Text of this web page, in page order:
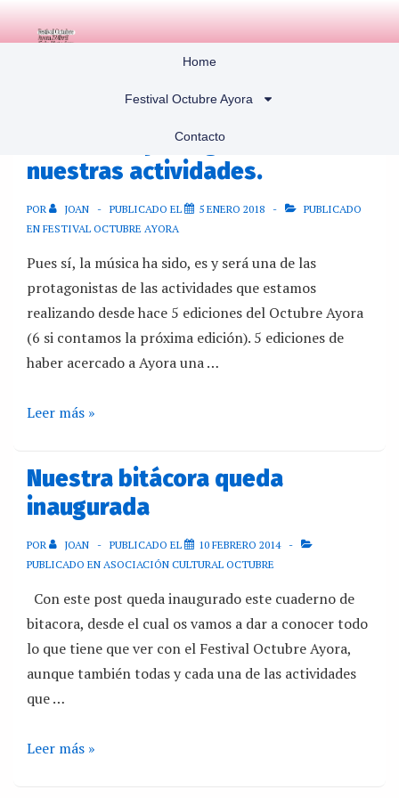
Home
Festival Octubre Ayora
Contacto
La música, protagonista en
nuestras actividades.
POR JOAN PUBLICADO EL 5 ENERO 2018
PUBLICADO
EN FESTIVAL OCTUBRE AYORA
Pues sí, la música ha sido, es y será una de las
protagonistas de las actividades que estamos
realizando desde hace 5 ediciones del Octubre Ayora
(6 si contamos la próxima edición). 5 ediciones de
haber acercado a Ayora una …
Leer más »
Nuestra bitácora queda
inaugurada
POR JOAN PUBLICADO EL
10 FEBRERO 2014
PUBLICADO EN ASOCIACIÓN CULTURAL OCTUBRE
Con este post queda inaugurado este cuaderno de
bitacora, desde el cual os vamos a dar a conocer todo
lo que tiene que ver con el Festival Octubre Ayora,
aunque también todas y cada una de las actividades
que …
Leer más »